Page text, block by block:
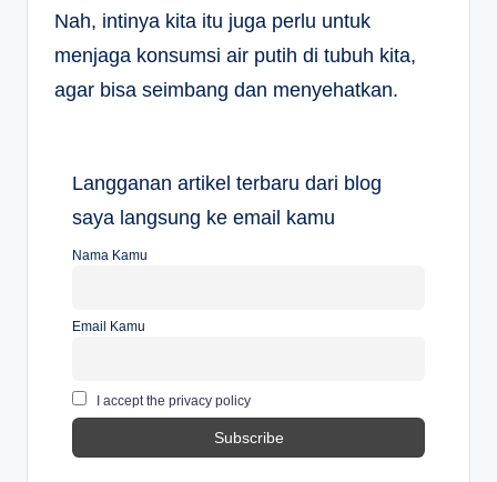
Nah, intinya kita itu juga perlu untuk
menjaga konsumsi air putih di tubuh kita,
agar bisa seimbang dan menyehatkan.
Langganan artikel terbaru dari blog
saya langsung ke email kamu
Nama Kamu
Email Kamu
I accept the privacy policy